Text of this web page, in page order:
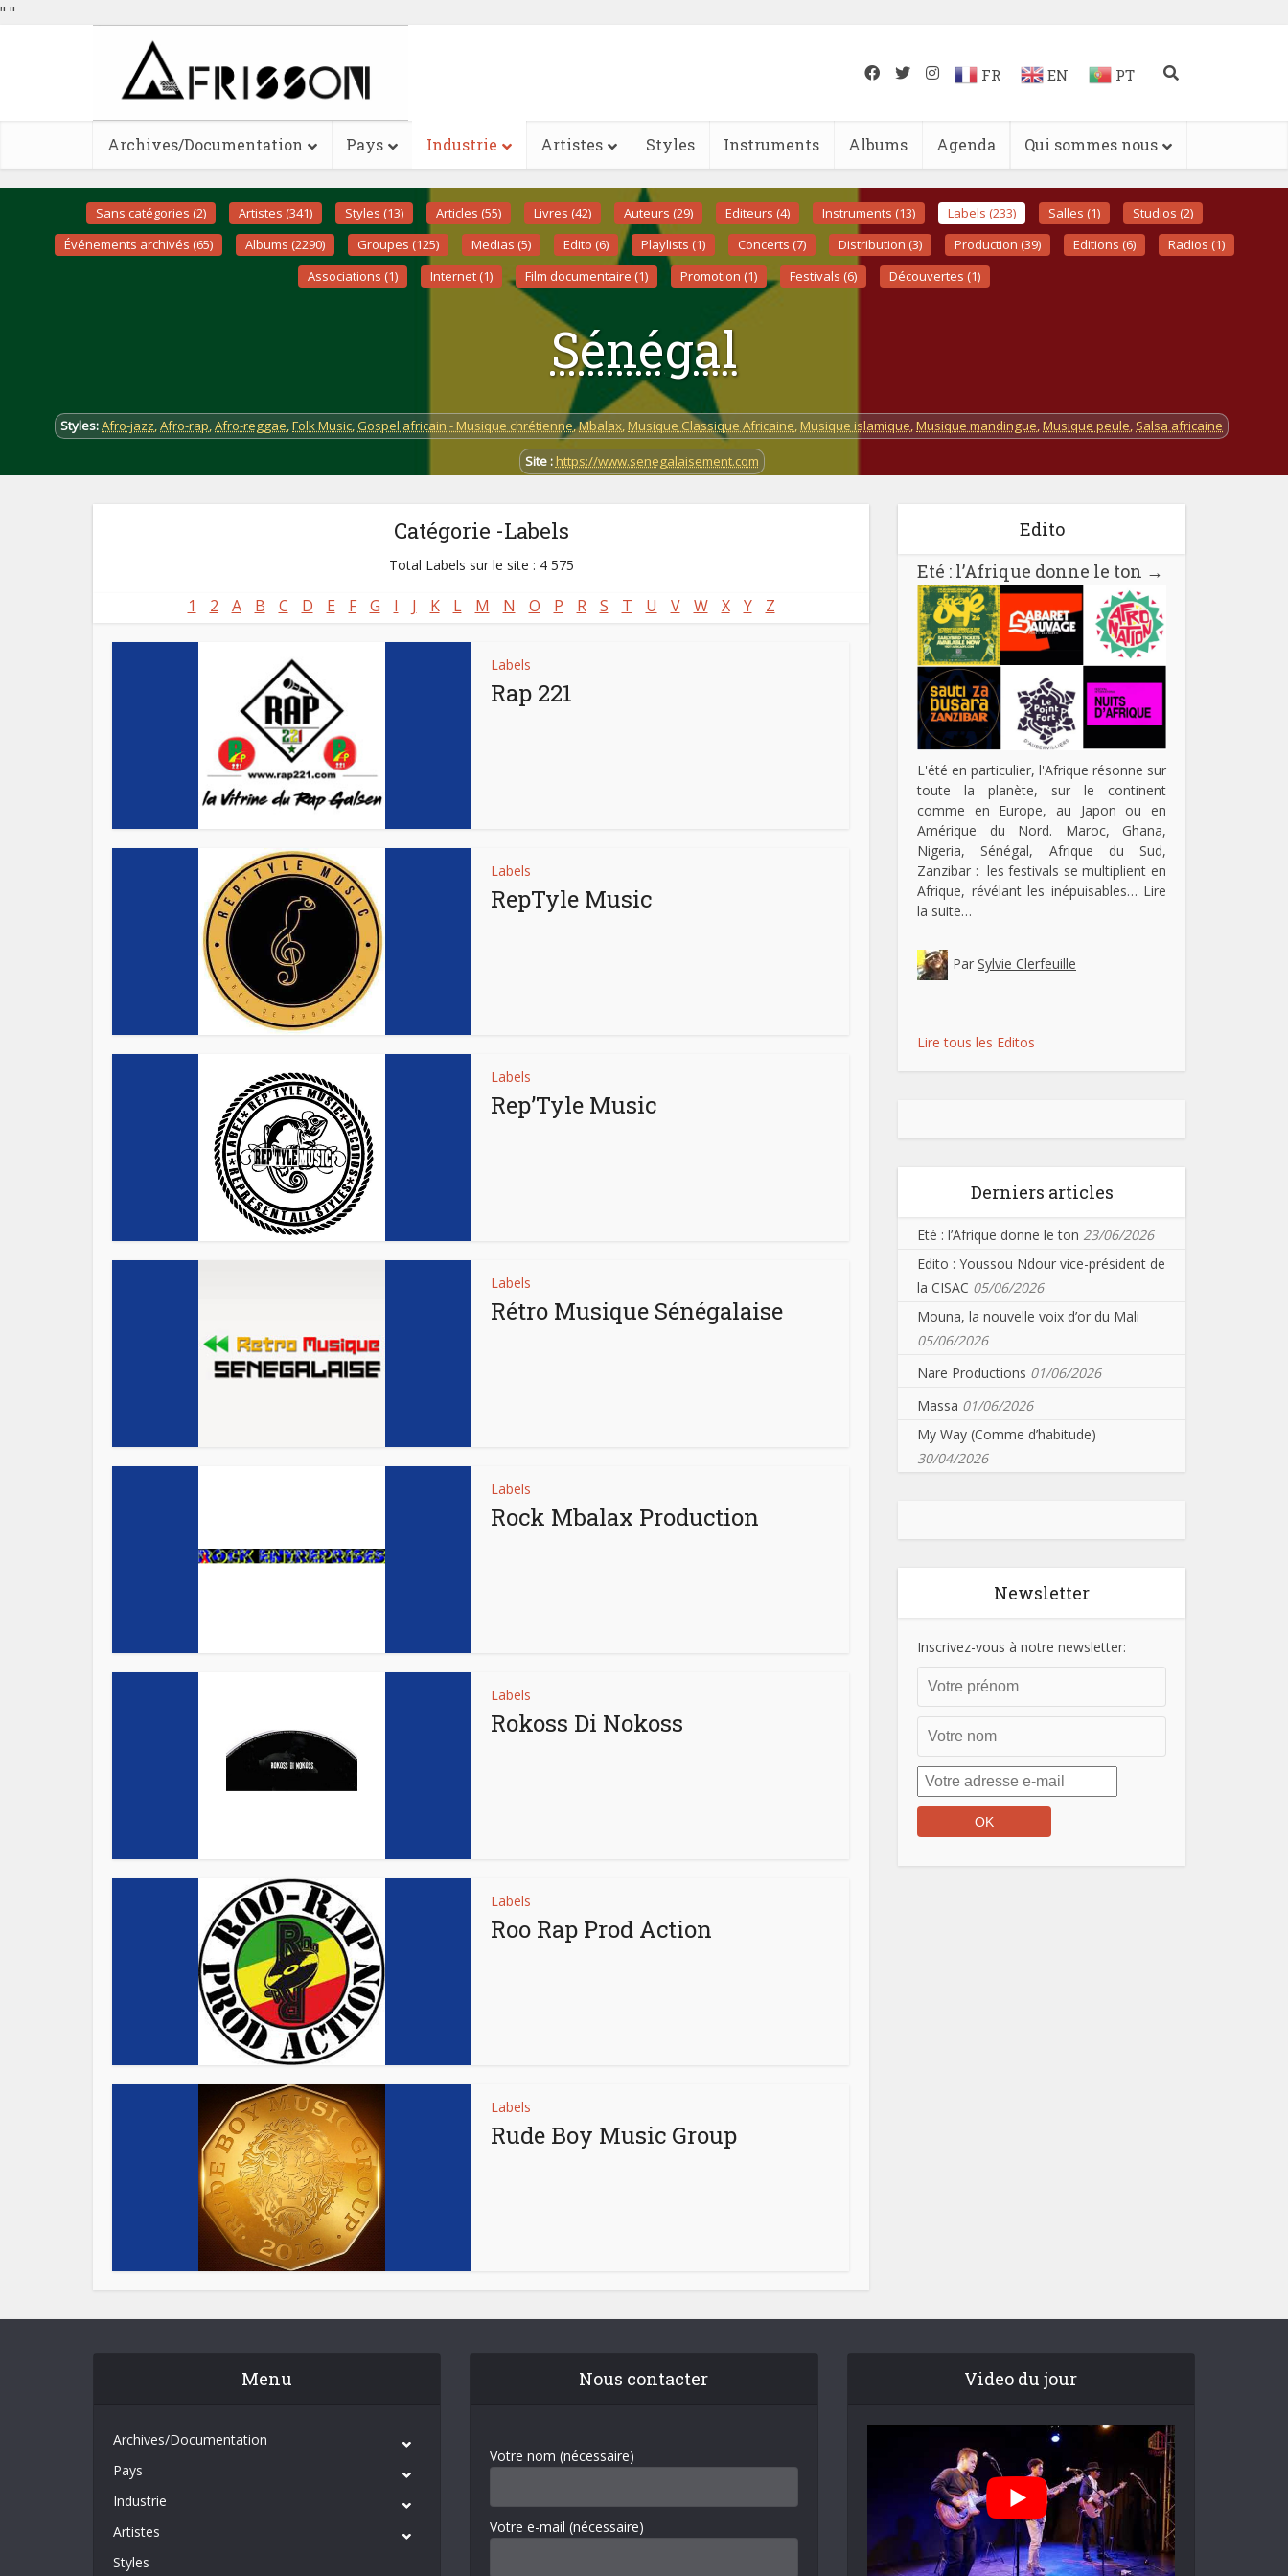
" "
FR EN PT
Archives/Documentation Pays Industrie Artistes Styles Instruments Albums Agenda Qui sommes nous
Sans catégories (2) Artistes (341) Styles (13) Articles (55) Livres (42) Auteurs (29) Editeurs (4) Instruments (13) Labels (233) Salles (1)
Studios (2)
Événements archivés (65)
Albums (2290) Groupes (125) Medias (5) Edito (6) Playlists (1) Concerts (7) Distribution (3) Production (39) Editions (6)
Radios (1)
Associations (1)
Internet (1) Film documentaire (1) Promotion (1) Festivals (6) Découvertes (1)
Sénégal
Styles:Afro-jazz,Afro-rap,Afro-reggae,Folk Music,Gospel africain - Musique chrétienne,Mbalax, Musique Classique Africaine, Musique islamique,Musique mandingue,Musique peule, Salsa africaine
Site : https://www.senegalaisement.com
Catégorie -Labels
Total Labels sur le site : 4 575
1 2 A B C D E F G I J K L M N O P R S T U V W X Y Z
Labels
Rap 221
Labels
RepTyle Music
Labels
Rep’Tyle Music
Labels
Rétro Musique Sénégalaise
Labels
Rock Mbalax Production
Labels
Rokoss Di Nokoss
Labels
Roo Rap Prod Action
Labels
Rude Boy Music Group
Edito
Eté : l’Afrique donne le ton →
L'été en particulier, l'Afrique résonne sur
toute la planète, sur le continent
comme en Europe, au Japon ou en
Amérique du Nord. Maroc, Ghana,
Nigeria, Sénégal, Afrique du Sud,
Zanzibar : les festivals se multiplient en
Afrique, révélant les inépuisables… Lire
la suite…
Par Sylvie Clerfeuille
Lire tous les Editos
Derniers articles
Eté : l’Afrique donne le ton 23/06/2026
Edito : Youssou Ndour vice-président de
la CISAC 05/06/2026
Mouna, la nouvelle voix d’or du Mali
05/06/2026
Nare Productions 01/06/2026
Massa 01/06/2026
My Way (Comme d’habitude)
30/04/2026
Newsletter
Inscrivez-vous à notre newsletter:
Menu
Archives/Documentation
Pays
Industrie
Artistes
Styles
Nous contacter
Votre nom (nécessaire)
Votre e-mail (nécessaire)
Video du jour